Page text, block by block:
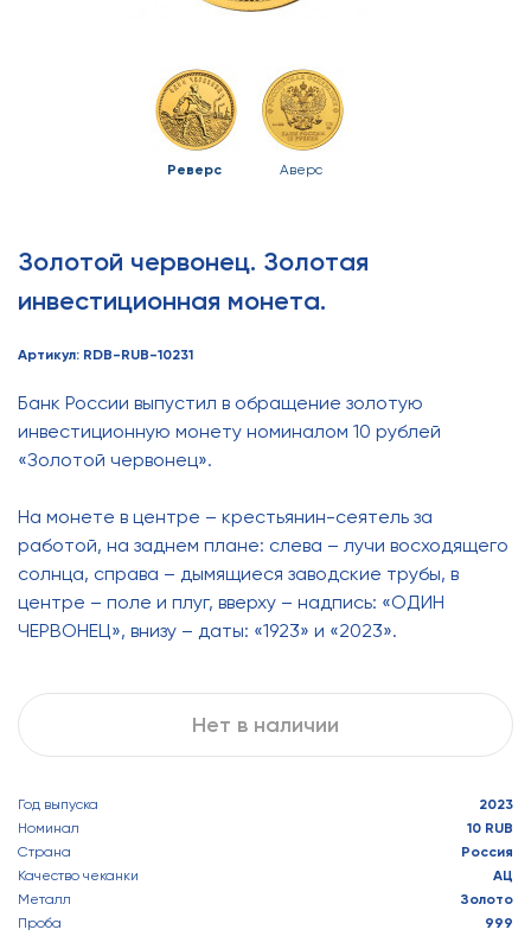
Реверс Аверс
Золотой червонец. Золотая
инвестиционная монета.
Артикул: RDB-RUB-10231
Банк России выпустил в обращение золотую
инвестиционную монету номиналом 10 рублей
«Золотой червонец».
На монете в центре – крестьянин-сеятель за
работой, на заднем плане: слева – лучи восходящего
солнца, справа – дымящиеся заводские трубы, в
центре – поле и плуг, вверху – надпись: «ОДИН
ЧЕРВОНЕЦ», внизу – даты: «1923» и «2023».
Нет в наличии
Год выпуска
2023
Номинал
10 RUB
Страна
Россия
Качество чеканки
АЦ
Металл
Золото
Проба
999